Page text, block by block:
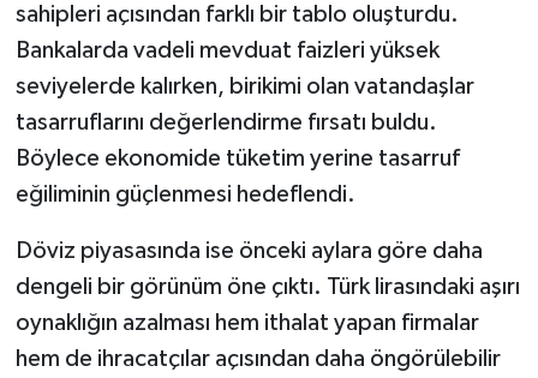
sahipleri açısından farklı bir tablo oluşturdu.
Bankalarda vadeli mevduat faizleri yüksek
seviyelerde kalırken, birikimi olan vatandaşlar
tasarruflarını değerlendirme fırsatı buldu.
Böylece ekonomide tüketim yerine tasarruf
eğiliminin güçlenmesi hedeflendi.
Döviz piyasasında ise önceki aylara göre daha
dengeli bir görünüm öne çıktı. Türk lirasındaki aşırı
oynaklığın azalması hem ithalat yapan firmalar
hem de ihracatçılar açısından daha öngörülebilir